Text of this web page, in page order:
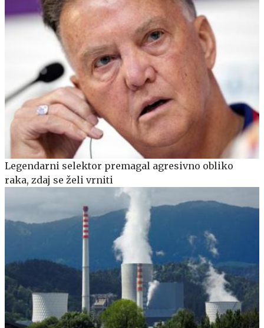
Legendarni selektor premagal agresivno obliko
raka, zdaj se želi vrniti